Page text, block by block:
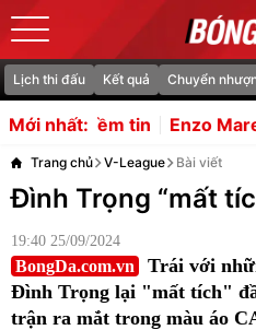
Lịch thi đấu Kết quả Chuyển
Mới nhất:
Maresca nói về áp lực khi
Trang chủ V-League Bài viết
Đình Trọng “mất
19:40 25/09/2024
BongDa.com.vn
Trái với
Đình Trọng lại "mất tích"
trận ra mắt trong màu áo